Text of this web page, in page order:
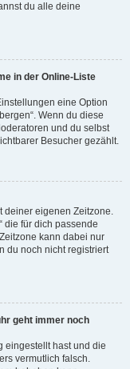
du alle deine
in der Online-Liste
eine Option
Wenn du diese
und du selbst
Besucher gezählt.
deiner eigenen Zeitzone.
die für dich passende
kann dabei nur
du noch nicht registriert
geht immer noch
eingestellt hast und die
vermutlich falsch.